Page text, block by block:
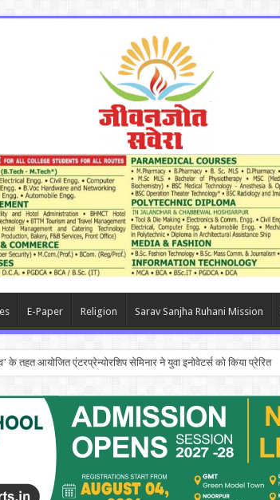
E-Paper Religion Sarav Sanjha Ruhani Mission
के तहत आयोजित एंटरप्रेन्योरशिप सेमिनार ने युवा इनोवेटर्स को किया प्रेरित
पंजाब टेक्निकल यूनिवर्सिटी के वाइस-चांसलर का पदभार संभाला